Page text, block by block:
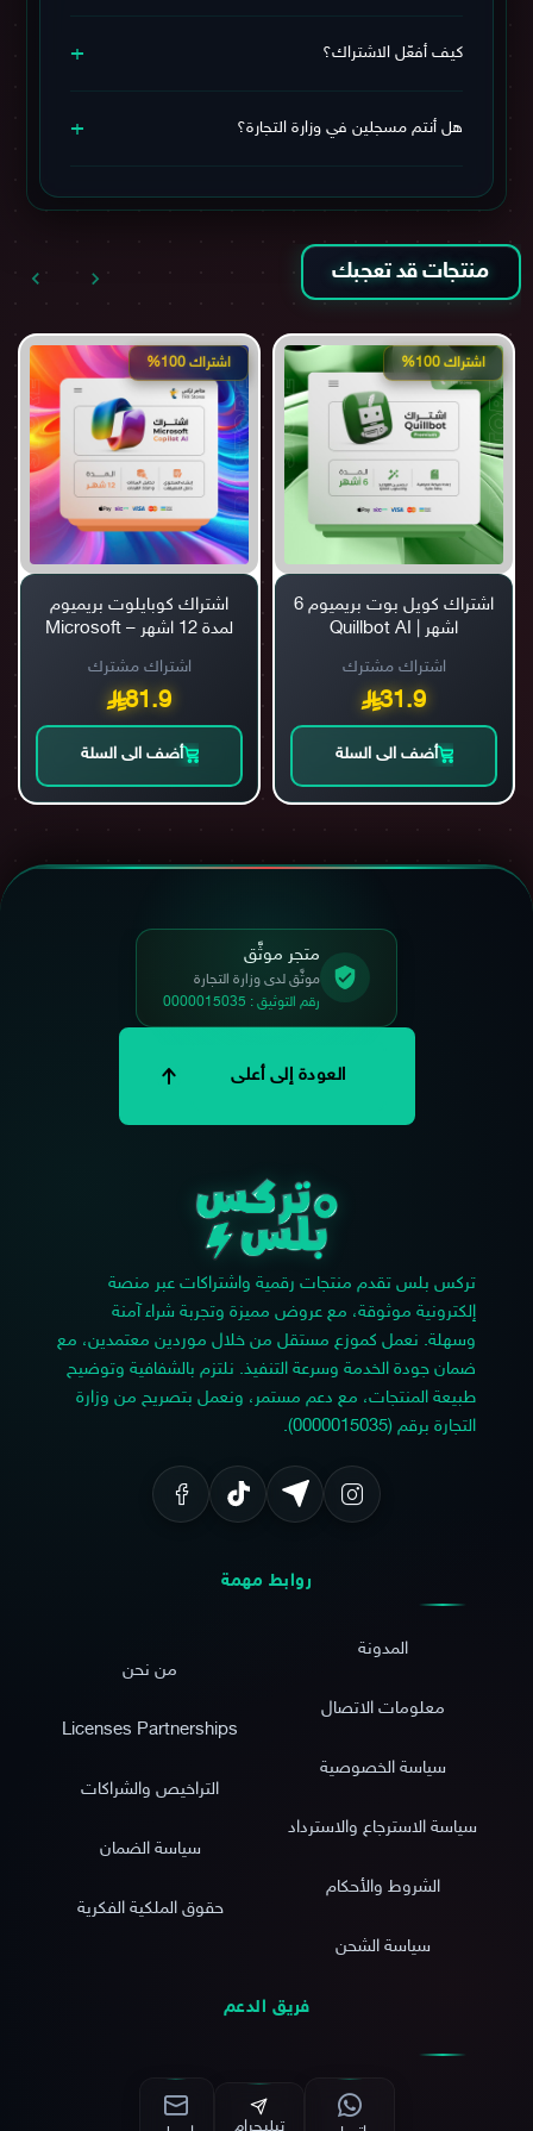
ماستركارد – Apple Pay) 🔒
كيف أفعّل الاشتراك؟ +
وطريقة التفعيل بعد الشراء مباشرة. وفي حال احتجت أي
هل أنتم مسجلين في وزارة التجارة؟ +
الأعمال السعودية، ويمكنك التحقق من ذلك عبر المعلومات
منتجات قد تعجبك
اشتراك 100%
اشتراك كويل بوت بريميوم 6
اشهر | Quillbot AI
اشتراك مشترك
31.9
أضف الى السلة
اشتراك 100%
اشتراك كوبايلوت بريميوم
لمدة 12 اشهر – Microsoft
اشتراك مشترك
81.9
أضف الى السلة
متجر موثَّق
موثَّق لدى وزارة التجارة
رقم التوثيق : 0000015035
العودة إلى أعلى
تركس بلس تقدم منتجات رقمية واشتراكات عبر منصة
إلكترونية موثوقة، مع عروض مميزة وتجربة شراء آمنة
وسهلة. نعمل كموزع مستقل من خلال موردين معتمدين، مع
ضمان جودة الخدمة وسرعة التنفيذ. نلتزم بالشفافية وتوضيح
طبيعة المنتجات، مع دعم مستمر، ونعمل بتصريح من وزارة
التجارة برقم (0000015035).
روابط مهمة
المدونة
معلومات الاتصال
سياسة الخصوصية
سياسة الاسترجاع والاسترداد
الشروط والأحكام
سياسة الشحن
من نحن
Licenses Partnerships
التراخيص والشراكات
سياسة الضمان
حقوق الملكية الفكرية
فريق الدعم
تيليجرام